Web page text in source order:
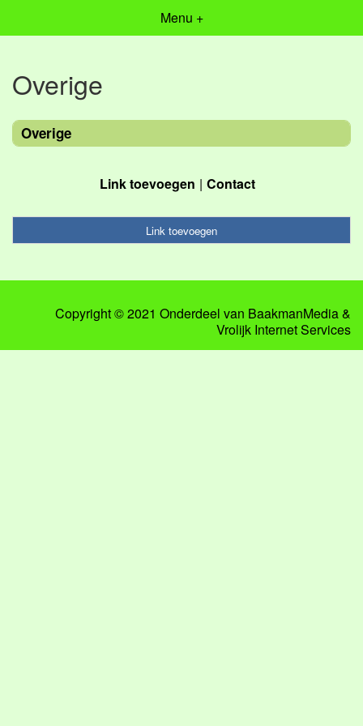
Menu +
Overige
Overige
Link toevoegen Contact
Link toevoegen
Copyright © 2021 Onderdeel van BaakmanMedia&
Vrolijk Internet Services